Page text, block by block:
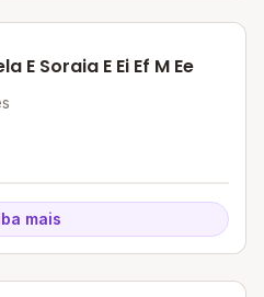
E Soraia E Ei Ef M Ee
mais